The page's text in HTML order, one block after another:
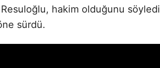
hakim olduğunu söyledi
sürdü.